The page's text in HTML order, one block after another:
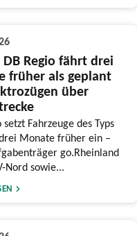
Regio fährt drei
früher als geplant
über
setzt Fahrzeuge des Typs
Monate früher ein –
go.Rheinland
Nord sowie...